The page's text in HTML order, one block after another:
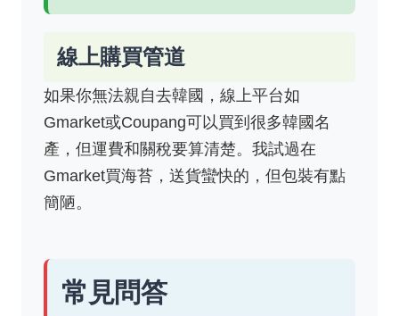
線上購買管道
如果你無法親自去韓國，線上平台如
Gmarket或Coupang可以買到很多韓國名
產，但運費和關稅要算清楚。我試過在
Gmarket買海苔，送貨蠻快的，但包裝有點
簡陋。
常見問答